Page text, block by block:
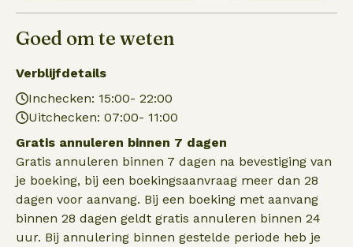
Goed om te weten
Verblijfdetails
Inchecken: 15:00- 22:00
Uitchecken: 07:00- 11:00
Gratis annuleren binnen 7 dagen
Gratis annuleren binnen 7 dagen na bevestiging van
je boeking, bij een boekingsaanvraag meer dan 28
dagen voor aanvang. Bij een boeking met aanvang
binnen 28 dagen geldt gratis annuleren binnen 24
uur. Bij annulering binnen gestelde periode heb je